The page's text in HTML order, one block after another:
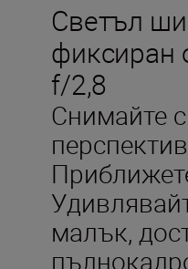
Светъл
фиксиран
f/2,8
Снимайте
малък,